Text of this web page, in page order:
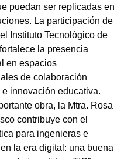
puedan ser replicadas en
La participación de
Instituto Tecnológico de
la presencia
en espacios
de colaboración
innovación educativa.
obra, la Mtra. Rosa
contribuye con el
para ingenieras e
la era digital: una buena